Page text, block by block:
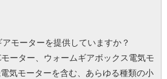
モーターを提供していますか？
ーター、ウォームギアボックス電気モ
気モーターを含む、あらゆる種類の小